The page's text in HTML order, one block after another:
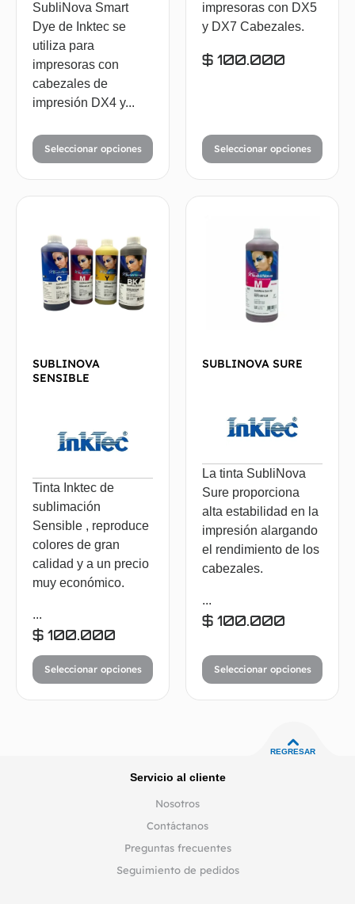
SubliNova Smart
Dye de Inktec se
utiliza para
impresoras con
cabezales de
impresión DX4 y...
Seleccionar opciones
impresoras con DX5
y DX7 Cabezales.
$ 100.000
Seleccionar opciones
SUBLINOVA
SENSIBLE
Tinta Inktec de
sublimación
Sensible , reproduce
colores de gran
calidad y a un precio
muy económico.
...
$ 100.000
Seleccionar opciones
SUBLINOVA SURE
La tinta SubliNova
Sure proporciona
alta estabilidad en la
impresión alargando
el rendimiento de los
cabezales.
...
$ 100.000
Seleccionar opciones
REGRESAR
Servicio al cliente
Nosotros
Contáctanos
Preguntas frecuentes
Seguimiento de pedidos